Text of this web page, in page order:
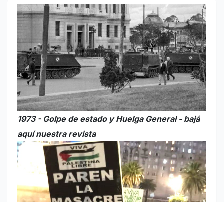
1973 - Golpe de estado y Huelga General - bajá
aquí nuestra revista